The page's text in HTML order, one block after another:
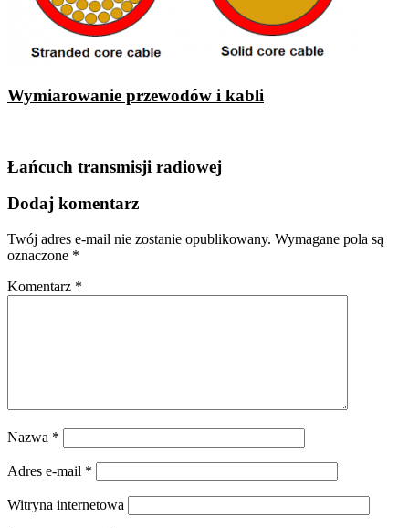
Wymiarowanie przewodów i kabli
Łańcuch transmisji radiowej
Dodaj komentarz
Twój adres e-mail nie zostanie opublikowany. Wymagane pola są
oznaczone *
Komentarz *
Nazwa *
Adres e-mail *
Witryna internetowa